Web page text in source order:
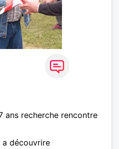
ans recherche rencontre
a découvrire